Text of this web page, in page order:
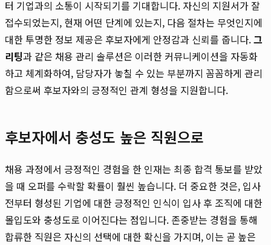
터 기업과의 소통이 시작되기를 기대합니다. 자신의 지원서가 잘
접수되었는지, 현재 어떤 단계에 있는지, 다음 절차는 무엇인지에
대한 투명한 정보 제공은 후보자에게 안정감과 신뢰를 줍니다.그
리팅과 같은 채용 관리 솔루션은 이러한 커뮤니케이션을 자동화
하고 체계화하여, 담당자가 놓칠 수 있는 부분까지 꼼꼼하게 관리
함으로써 후보자와의 긍정적인 관계 형성을 지원합니다.
후보자에서 충성도 높은 직원으로
채용 과정에서 긍정적인 경험을 한 인재는 최종 합격 통보를 받았
을 때 오퍼를 수락할 확률이 훨씬 높습니다. 더 중요한 것은, 입사
전부터 형성된 기업에 대한 긍정적인 인식이 입사 후 조직에 대한
몰입도와 충성도로 이어진다는 점입니다. 존중받는 경험을 통해
합류한 직원은 자신의 선택에 대한 확신을 가지며, 이는 곧 높은